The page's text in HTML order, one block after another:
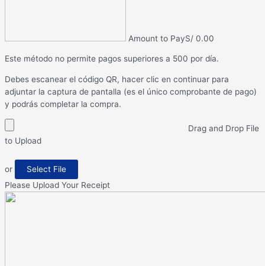
Amount to PayS/ 0.00
Este método no permite pagos superiores a 500 por día.
Debes escanear el código QR, hacer clic en continuar para
adjuntar la captura de pantalla (es el único comprobante de pago)
y podrás completar la compra.
Drag and Drop File
to Upload
or
Select File
Please Upload Your Receipt